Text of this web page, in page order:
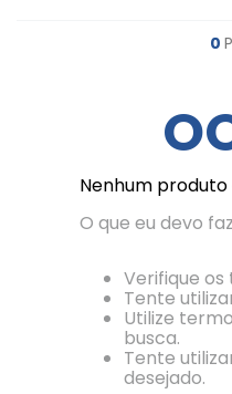
0
Nenhum
O que eu devo
Verifique
Tente
Utilize
busca.
Tente
desejado.